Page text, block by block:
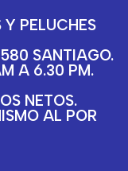
PELUCHES
SANTIAGO.
A 6.30 PM.
NETOS.
AL POR